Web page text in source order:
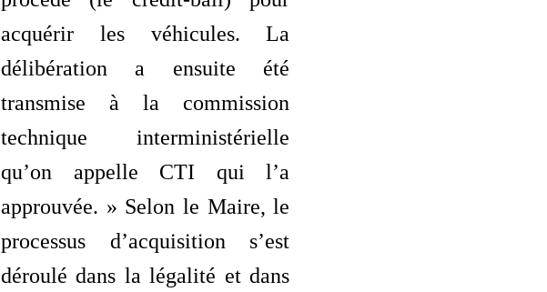
acquérir les véhicules. La
délibération a ensuite été
transmise à la commission
technique interministérielle
qu’on appelle CTI qui l’a
approuvée. » Selon le Maire, le
processus d’acquisition s’est
déroulé dans la légalité et dans